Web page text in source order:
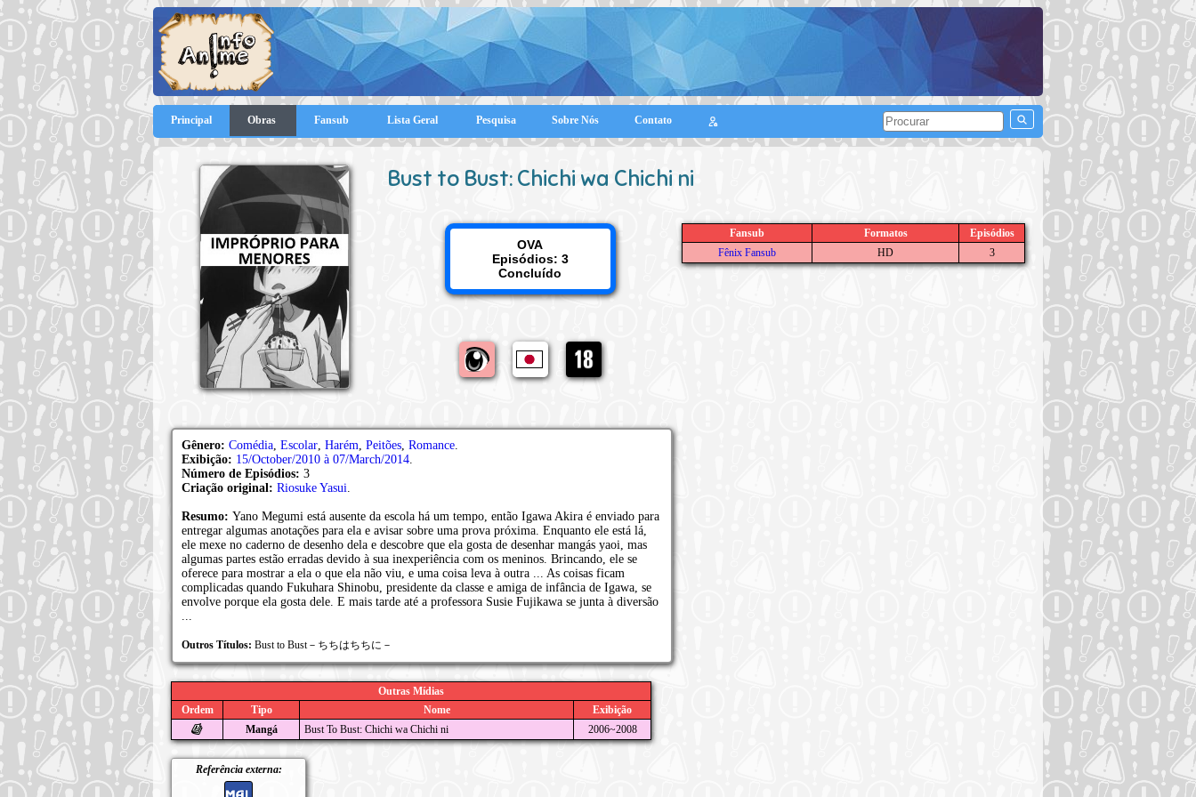
Principal Obras Fansub Lista Geral Pesquisa Sobre Nós Contato
Bust to Bust: Chichi wa Chichi ni
OVA
Episódios: 3
Concluído
Fansub Formatos
Episódios
Fênix Fansub
HD 3
Gênero: Comédia, Escolar, Harém, Peitões, Romance.
Exibição: 15/October/2010 à 07/March/2014.
Número de Episódios: 3
Criação original: Riosuke Yasui.
Resumo: Yano Megumi está ausente da escola há um tempo, então Igawa Akira é enviado para
entregar algumas anotações para ela e avisar sobre uma prova próxima. Enquanto ele está lá,
ele mexe no caderno de desenho dela e descobre que ela gosta de desenhar mangás yaoi, mas
algumas partes estão erradas devido à sua inexperiência com os meninos. Brincando, ele se
oferece para mostrar a ela o que ela não viu, e uma coisa leva à outra ... As coisas ficam
complicadas quando Fukuhara Shinobu, presidente da classe e amiga de infância de Igawa, se
envolve porque ela gosta dele. E mais tarde até a professora Susie Fujikawa se junta à diversão
...
Outros Títulos: Bust to Bust－ちちはちちに－
Outras Mídias
Ordem
Tipo Nome
Exibição
Mangá
Bust To Bust: Chichi wa Chichi ni 2006~2008
Referência externa: